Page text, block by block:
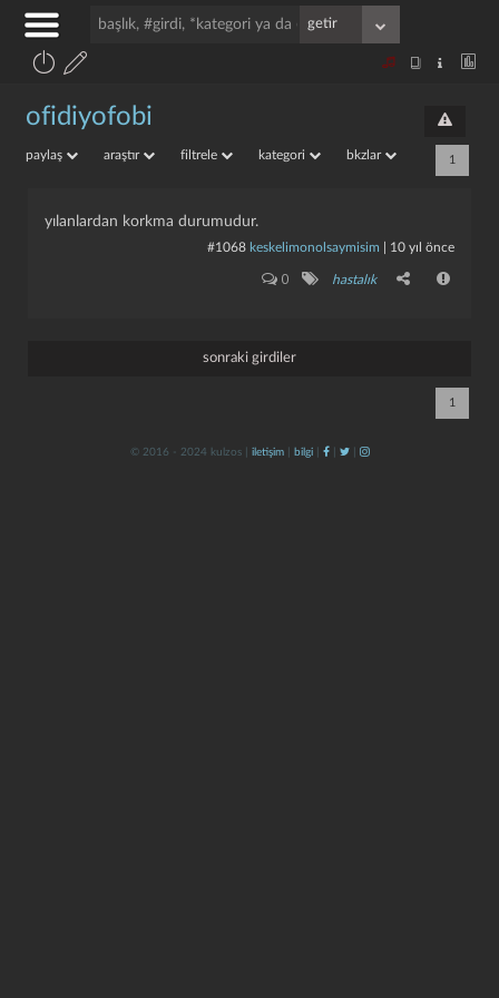
ofidiyofobi
paylaş araştır filtrele kategori bkzlar 1
yılanlardan korkma durumudur.
#1068 keskelimonolsaymisim 10 yıl önce
0 hastalık
sonraki girdiler
1
© 2016 - 2024 kulzos | iletişim| bilgi| | |